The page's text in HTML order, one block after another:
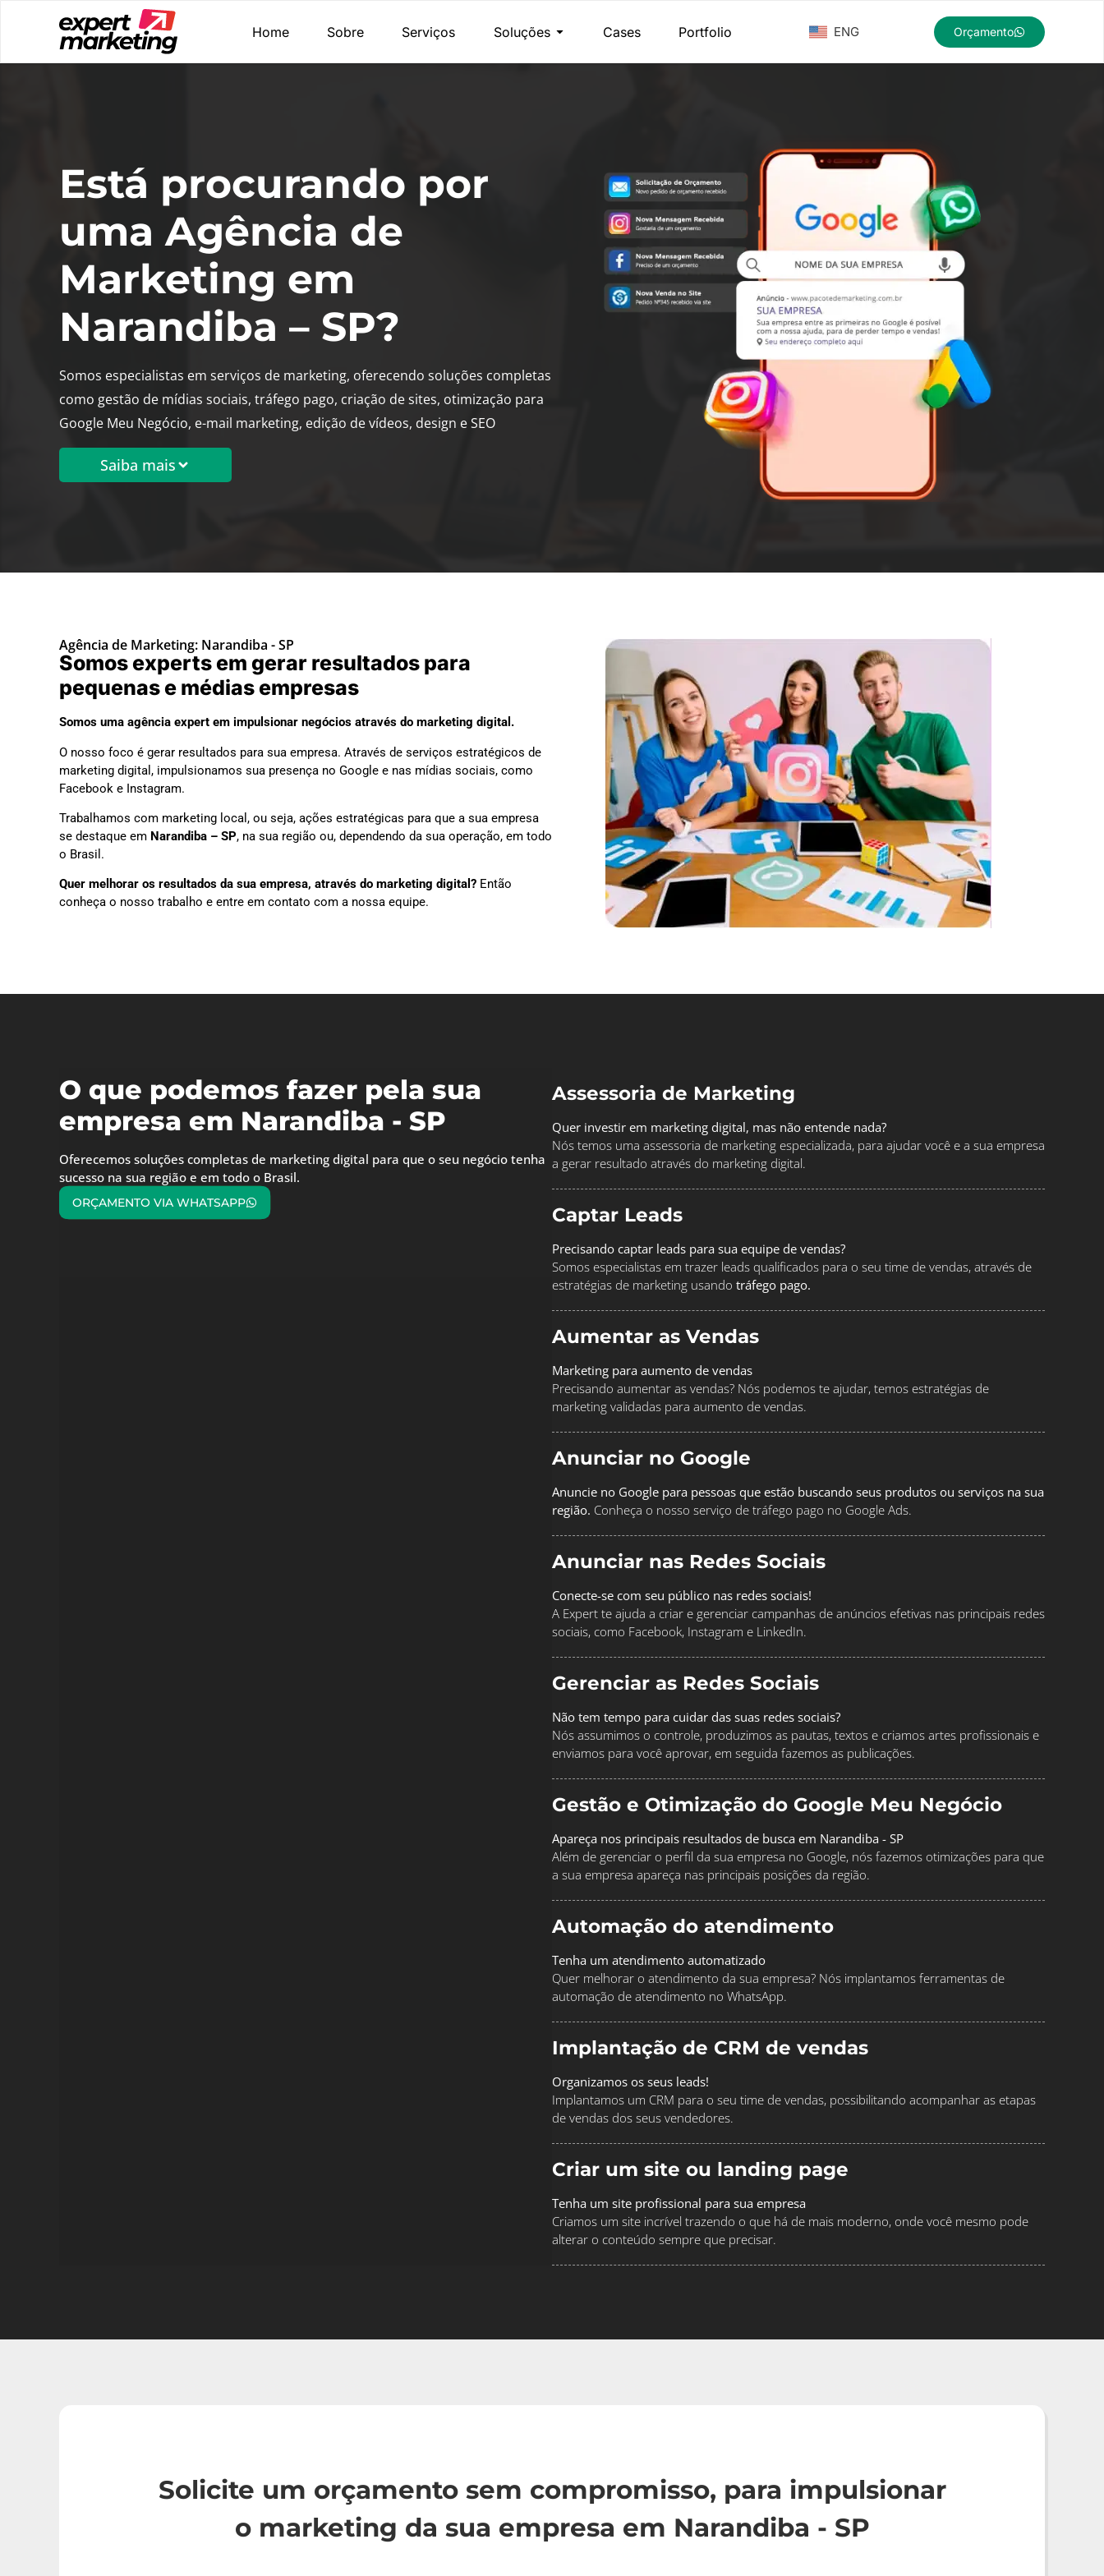
Home Sobre Serviços Soluções Cases Portfolio ENG Orçamento
Está procurando por
uma Agência de
Marketing em
Narandiba – SP?
Somos especialistas em serviços de marketing, oferecendo soluções completas
como gestão de mídias sociais, tráfego pago, criação de sites, otimização para
Google Meu Negócio, e-mail marketing, edição de vídeos, design e SEO
Saiba mais
Agência de Marketing: Narandiba - SP
Somos experts em gerar resultados para
pequenas e médias empresas
Somos uma agência expert em impulsionar negócios através do marketing digital.
O nosso foco é gerar resultados para sua empresa. Através de serviços estratégicos de
marketing digital, impulsionamos sua presença no Google e nas mídias sociais, como
Facebook e Instagram.
Trabalhamos com marketing local, ou seja, ações estratégicas para que a sua empresa
se destaque em Narandiba – SP, na sua região ou, dependendo da sua operação, em todo
o Brasil.
Quer melhorar os resultados da sua empresa, através do marketing digital? Então
conheça o nosso trabalho e entre em contato com a nossa equipe.
O que podemos fazer pela sua
empresa em Narandiba - SP
Oferecemos soluções completas de marketing digital para que o seu negócio tenha
sucesso na sua região e em todo o Brasil.
ORÇAMENTO VIA WHATSAPP
Assessoria de Marketing
Quer investir em marketing digital, mas não entende nada?
Nós temos uma assessoria de marketing especializada, para ajudar você e a sua empresa
a gerar resultado através do marketing digital.
Captar Leads
Precisando captar leads para sua equipe de vendas?
Somos especialistas em trazer leads qualificados para o seu time de vendas, através de
estratégias de marketing usando tráfego pago.
Aumentar as Vendas
Marketing para aumento de vendas
Precisando aumentar as vendas? Nós podemos te ajudar, temos estratégias de
marketing validadas para aumento de vendas.
Anunciar no Google
Anuncie no Google para pessoas que estão buscando seus produtos ou serviços na sua
região. Conheça o nosso serviço de tráfego pago no Google Ads.
Anunciar nas Redes Sociais
Conecte-se com seu público nas redes sociais!
A Expert te ajuda a criar e gerenciar campanhas de anúncios efetivas nas principais redes
sociais, como Facebook, Instagram e LinkedIn.
Gerenciar as Redes Sociais
Não tem tempo para cuidar das suas redes sociais?
Nós assumimos o controle, produzimos as pautas, textos e criamos artes profissionais e
enviamos para você aprovar, em seguida fazemos as publicações.
Gestão e Otimização do Google Meu Negócio
Apareça nos principais resultados de busca em Narandiba - SP
Além de gerenciar o perfil da sua empresa no Google, nós fazemos otimizações para que
a sua empresa apareça nas principais posições da região.
Automação do atendimento
Tenha um atendimento automatizado
Quer melhorar o atendimento da sua empresa? Nós implantamos ferramentas de
automação de atendimento no WhatsApp.
Implantação de CRM de vendas
Organizamos os seus leads!
Implantamos um CRM para o seu time de vendas, possibilitando acompanhar as etapas
de vendas dos seus vendedores.
Criar um site ou landing page
Tenha um site profissional para sua empresa
Criamos um site incrível trazendo o que há de mais moderno, onde você mesmo pode
alterar o conteúdo sempre que precisar.
Solicite um orçamento sem compromisso, para impulsionar
o marketing da sua empresa em Narandiba - SP